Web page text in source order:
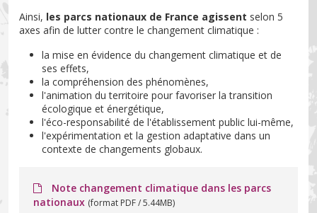
Ainsi, les parcs nationaux de France agissent selon 5
axes afin de lutter contre le changement climatique :
la mise en évidence du changement climatique et de
ses effets,
la compréhension des phénomènes,
l'animation du territoire pour favoriser la transition
écologique et énergétique,
l'éco-responsabilité de l'établissement public lui-même,
l'expérimentation et la gestion adaptative dans un
contexte de changements globaux.
Note changement climatique dans les parcs
nationaux (format PDF / 5.44MB)